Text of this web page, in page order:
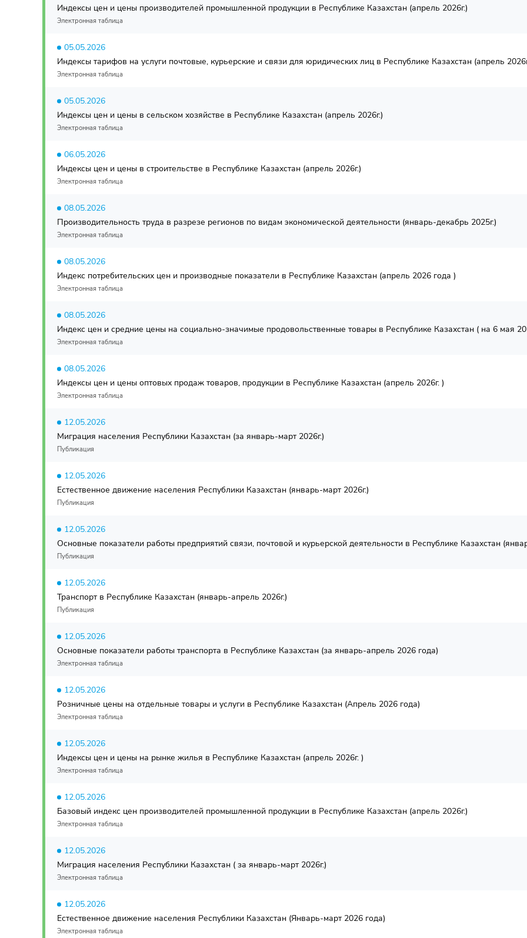
Индексы цен и цены производителей промышленной продукции в Республике Казахстан (апрель 2026г.)
Электронная таблица
05.05.2026
Индексы тарифов на услуги почтовые, курьерские и связи для юридических лиц в Республике Казахстан (апрель
Электронная таблица
05.05.2026
Индексы цен и цены в сельском хозяйстве в Республике Казахстан (апрель 2026г.)
Электронная таблица
06.05.2026
Индексы цен и цены в строительстве в Республике Казахстан (апрель 2026г.)
Электронная таблица
08.05.2026
Производительность труда в разрезе регионов по видам экономической деятельности (январь-декабрь 2025г.)
Электронная таблица
08.05.2026
Индекс потребительских цен и производные показатели в Республике Казахстан (апрель 2026 года )
Электронная таблица
08.05.2026
Индекс цен и средние цены на социально-значимые продовольственные товары в Республике Казахстан ( на 6 мая
Электронная таблица
08.05.2026
Индексы цен и цены оптовых продаж товаров, продукции в Республике Казахстан (апрель 2026г. )
Электронная таблица
12.05.2026
Миграция населения Республики Казахстан (за январь-март 2026г.)
Публикация
12.05.2026
Естественное движение населения Республики Казахстан (январь-март 2026г.)
Публикация
12.05.2026
Основные показатели работы предприятий связи, почтовой и курьерской деятельности в Республике Казахстан
Публикация
12.05.2026
Транспорт в Республике Казахстан (январь-апрель 2026г.)
Публикация
12.05.2026
Основные показатели работы транспорта в Республике Казахстан (за январь-апрель 2026 года)
Электронная таблица
12.05.2026
Розничные цены на отдельные товары и услуги в Республике Казахстан (Апрель 2026 года)
Электронная таблица
12.05.2026
Индексы цен и цены на рынке жилья в Республике Казахстан (апрель 2026г. )
Электронная таблица
12.05.2026
Базовый индекс цен производителей промышленной продукции в Республике Казахстан (апрель 2026г.)
Электронная таблица
12.05.2026
Миграция населения Республики Казахстан ( за январь-март 2026г.)
Электронная таблица
12.05.2026
Естественное движение населения Республики Казахстан (Январь-март 2026 года)
Электронная таблица